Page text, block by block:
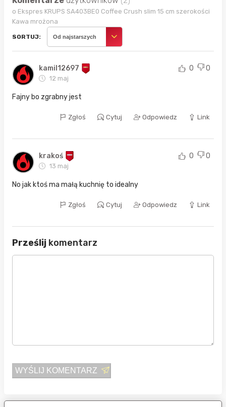
o Ekspres KRUPS SA403BE0 Coffee Crush slim 15 cm szerokości
Kawa mrożona
SORTUJ: Od najstarszych
kamil12697
12 maj
0 0
Fajny bo zgrabny jest
Zgłoś Cytuj Odpowiedz Link
krakoś
13 maj
0 0
No jak ktoś ma małą kuchnię to idealny
Zgłoś Cytuj Odpowiedz Link
Prześlij komentarz
WYŚLIJ KOMENTARZ